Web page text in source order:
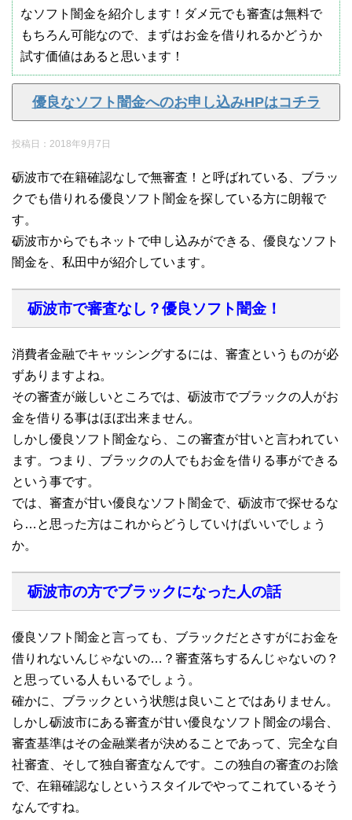
なソフト闇金を紹介します！ダメ元でも審査は無料で
もちろん可能なので、まずはお金を借りれるかどうか
試す価値はあると思います！
優良なソフト闇金へのお申し込みHPはコチラ
投稿日： 2018年9月7日
砺波市で在籍確認なしで無審査！と呼ばれている、ブラッ
クでも借りれる優良ソフト闇金を探している方に朗報で
す。
砺波市からでもネットで申し込みができる、優良なソフト
闇金を、私田中が紹介しています。
砺波市で審査なし？優良ソフト闇金！
消費者金融でキャッシングするには、審査というものが必
ずありますよね。
その審査が厳しいところでは、砺波市でブラックの人がお
金を借りる事はほぼ出来ません。
しかし優良ソフト闇金なら、この審査が甘いと言われてい
ます。つまり、ブラックの人でもお金を借りる事ができる
という事です。
では、審査が甘い優良なソフト闇金で、砺波市で探せるな
ら…と思った方はこれからどうしていけばいいでしょう
か。
砺波市の方でブラックになった人の話
優良ソフト闇金と言っても、ブラックだとさすがにお金を
借りれないんじゃないの…？審査落ちするんじゃないの？
と思っている人もいるでしょう。
確かに、ブラックという状態は良いことではありません。
しかし砺波市にある審査が甘い優良なソフト闇金の場合、
審査基準はその金融業者が決めることであって、完全な自
社審査、そして独自審査なんです。この独自の審査のお陰
で、在籍確認なしというスタイルでやってこれているそう
なんですね。